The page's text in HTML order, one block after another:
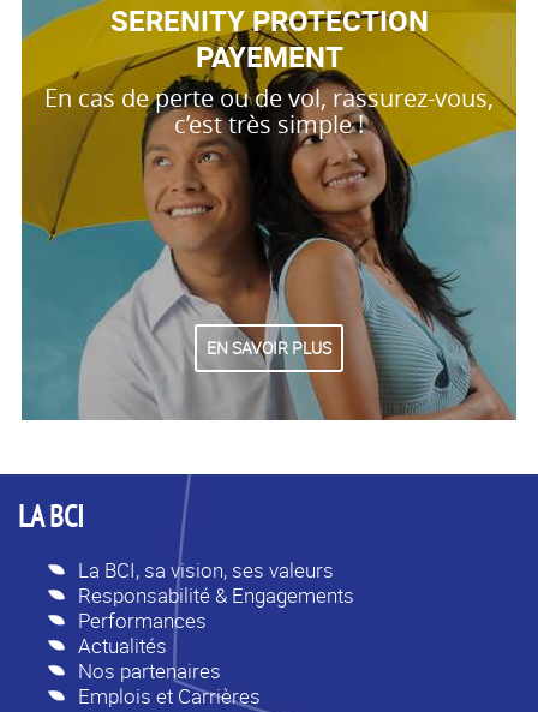
SERENITY PROTECTION
PAYEMENT
En cas de perte ou de vol, rassurez-vous,
c’est très simple !
EN SAVOIR PLUS
LA BCI
La BCI, sa vision, ses valeurs
Responsabilité & Engagements
Performances
Actualités
Nos partenaires
Emplois et Carrières